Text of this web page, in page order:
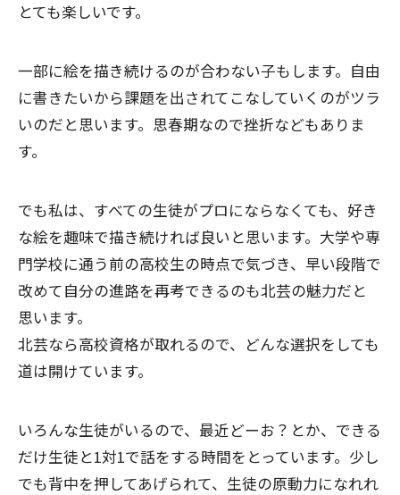
とても楽しいです。
一部に絵を描き続けるのが合わない子もします。自由
に書きたいから課題を出されてこなしていくのがツラ
いのだと思います。思春期なので挫折などもありま
す。
でも私は、すべての生徒がプロにならなくても、好き
な絵を趣味で描き続ければ良いと思います。大学や専
門学校に通う前の高校生の時点で気づき、早い段階で
改めて自分の進路を再考できるのも北芸の魅力だと
思います。
北芸なら高校資格が取れるので、どんな選択をしても
道は開けています。
いろんな生徒がいるので、最近どーお？とか、できる
だけ生徒と1対1で話をする時間をとっています。少し
でも背中を押してあげられて、生徒の原動力になれれ